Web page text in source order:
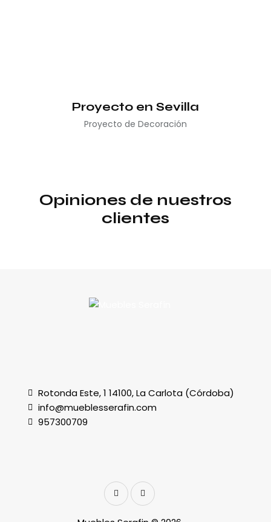
Proyecto en Sevilla
Proyecto de Decoración
Opiniones de nuestros
clientes
Rotonda Este, 1 14100, La Carlota (Córdoba)
info@mueblesserafin.com
957300709